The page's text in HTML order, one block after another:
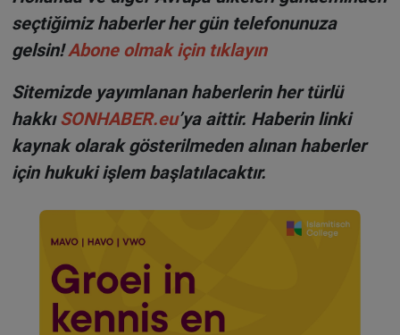
seçtiğimiz haberler her gün telefonunuza
gelsin!Abone olmak için tıklayın
Sitemizde yayımlanan haberlerin her türlü
hakkıSONHABER.eu’ya aittir. Haberin linki
kaynak olarak gösterilmeden alınan haberler
için hukuki işlem başlatılacaktır.